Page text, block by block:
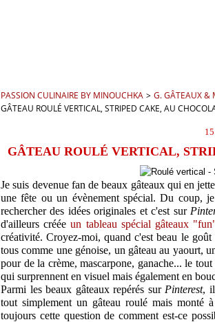
PASSION CULINAIRE BY MINOUCHKA > G. GÂTEAUX &
GÂTEAU ROULÉ VERTICAL, STRIPED CAKE, AU
GÂTEAU ROULÉ VERTICAL,
Je suis devenue fan de beaux gâteaux qui en
une fête ou un évènement spécial. Du coup,
rechercher des idées originales et c'est sur
d'ailleurs crééeun tableau spécial gâteaux
créativité. Croyez-moi, quand c'est beau le
tous comme une génoise, un gâteau au yaourt,
pour de la crème, mascarpone, ganache... le
qui surprennent en visuel mais également en
Parmi les beaux gâteaux repérés sur Pinterest, il
tout simplement un gâteau roulé mais monté
toujours cette question de comment est-ce